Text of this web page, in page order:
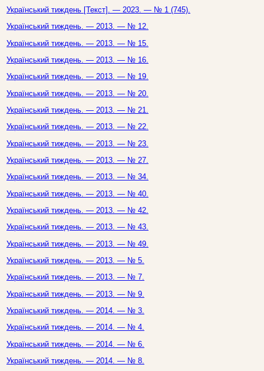
Український тиждень [Текст]. — 2023. — № 1 (745).
Український тиждень. — 2013. — № 12.
Український тиждень. — 2013. — № 15.
Український тиждень. — 2013. — № 16.
Український тиждень. — 2013. — № 19.
Український тиждень. — 2013. — № 20.
Український тиждень. — 2013. — № 21.
Український тиждень. — 2013. — № 22.
Український тиждень. — 2013. — № 23.
Український тиждень. — 2013. — № 27.
Український тиждень. — 2013. — № 34.
Український тиждень. — 2013. — № 40.
Український тиждень. — 2013. — № 42.
Український тиждень. — 2013. — № 43.
Український тиждень. — 2013. — № 49.
Український тиждень. — 2013. — № 5.
Український тиждень. — 2013. — № 7.
Український тиждень. — 2013. — № 9.
Український тиждень. — 2014. — № 3.
Український тиждень. — 2014. — № 4.
Український тиждень. — 2014. — № 6.
Український тиждень. — 2014. — № 8.